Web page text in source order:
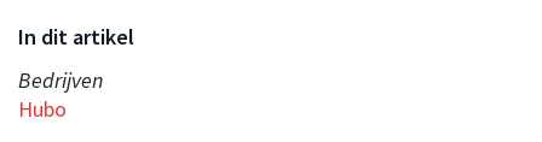
In dit artikel
Bedrijven
Hubo